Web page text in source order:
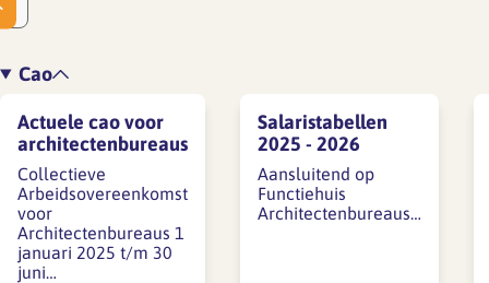
Cao
Actuele cao voor
architectenbureaus
Collectieve
Arbeidsovereenkomst
voor
Architectenbureaus 1
januari 2025 t/m 30
juni…
Salaristabellen
2025 - 2026
Aansluitend op
Functiehuis
Architectenbureaus…